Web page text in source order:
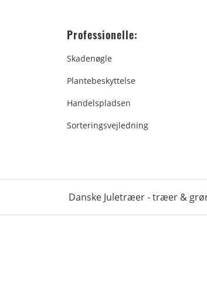
Professionelle:
Skadenøgle
Plantebeskyttelse
Handelspladsen
Sorteringsvejledning
Danske Juletræer - træer &